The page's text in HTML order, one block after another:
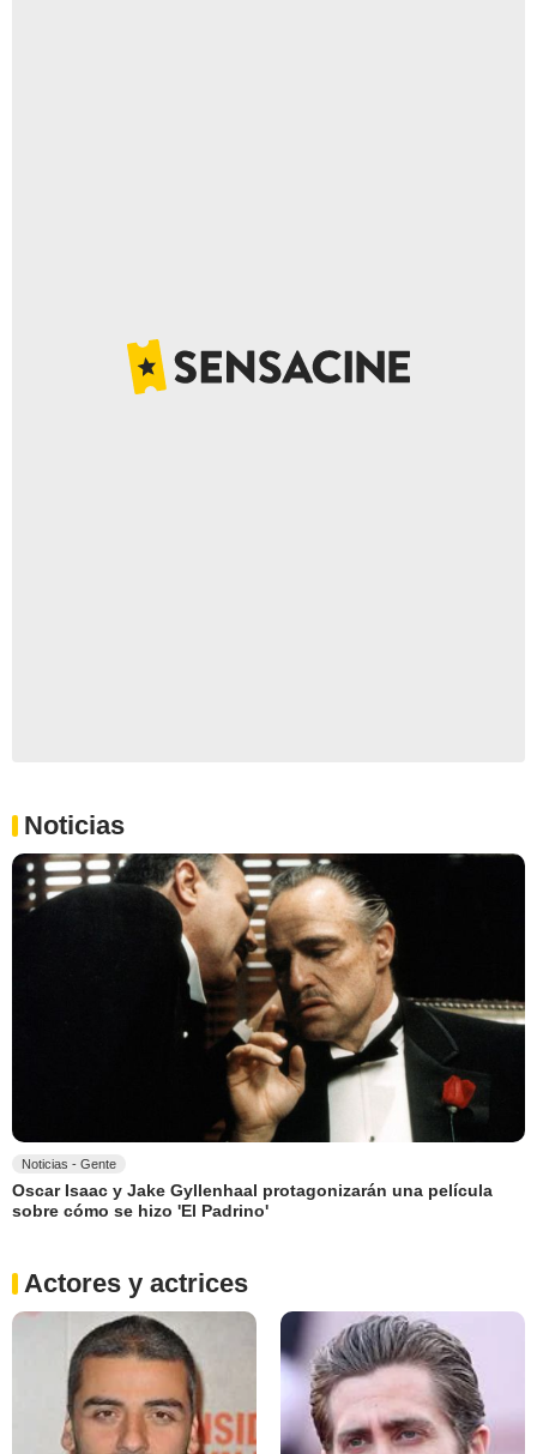
Noticias
Noticias - Gente
Oscar Isaac y Jake Gyllenhaal protagonizarán una película
sobre cómo se hizo 'El Padrino'
Actores y actrices